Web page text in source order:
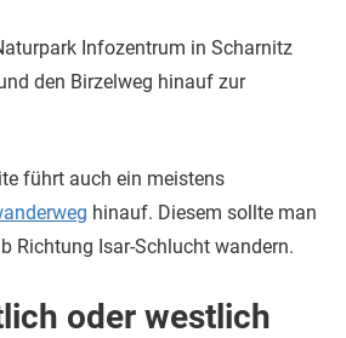
Infozentrum in Scharnitz
den Birzelweg hinauf zur
führt auch ein meistens
hinauf. Diesem sollte man
Richtung Isar-Schlucht wandern.
oder westlich